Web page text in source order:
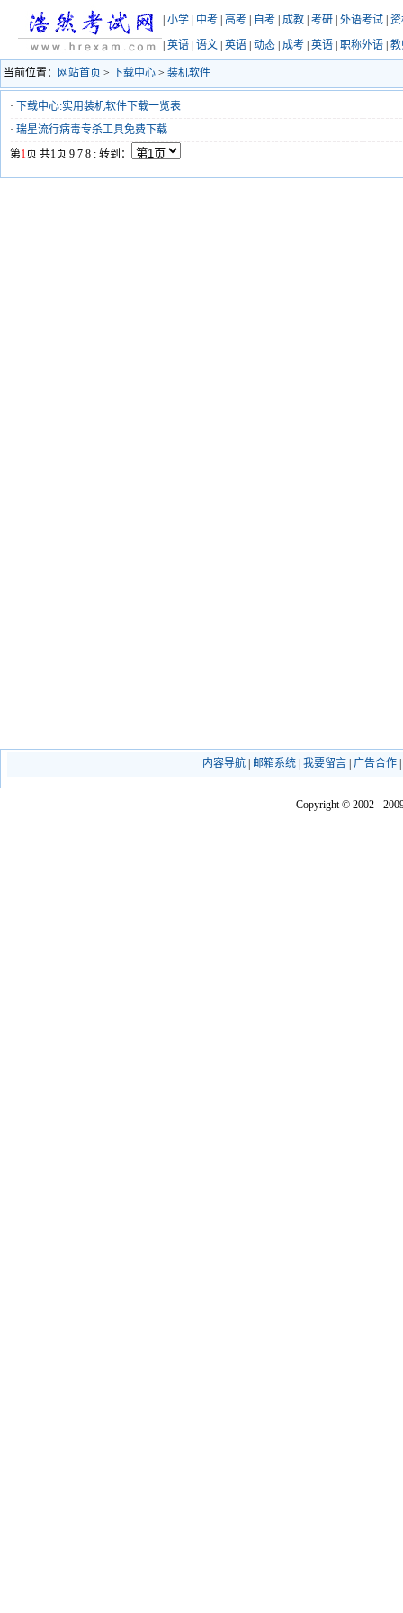
小学 中考 高考 自考 成教 考研 外语考试
英语 语文 英语 动态 成考 英语 职称外语
当前位置： 网站首页 > 下载中心 > 装机软件
·
下载中心:实用装机软件下载一览表
· 瑞星流行病毒专杀工具免费下载
第1页 共1页 9 7 8 : 转到：
内容导航| 邮箱系统| 我要留言| 广告合作|
Copyright © 2002 -